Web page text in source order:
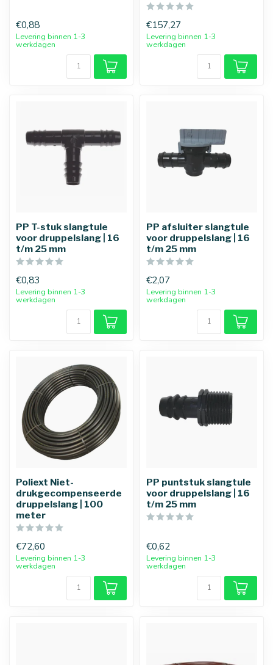
€0,88
Levering binnen 1-3
werkdagen
€157,27
Levering binnen 1-3
werkdagen
PP T-stuk slangtule
voor druppelslang | 16
t/m 25 mm
€0,83
Levering binnen 1-3
werkdagen
PP afsluiter slangtule
voor druppelslang | 16
t/m 25 mm
€2,07
Levering binnen 1-3
werkdagen
Poliext Niet-
drukgecompenseerde
druppelslang | 100
meter
€72,60
Levering binnen 1-3
werkdagen
PP puntstuk slangtule
voor druppelslang | 16
t/m 25 mm
€0,62
Levering binnen 1-3
werkdagen